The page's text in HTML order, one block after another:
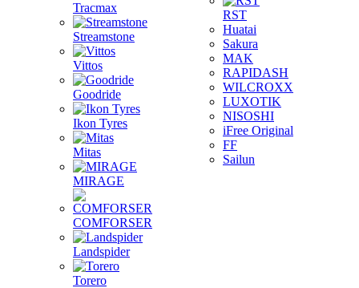
Tracmax
Streamstone
Vittos
Goodride
Ikon Tyres
Mitas
MIRAGE
COMFORSER
Landspider
Torero
RST
Huatai
Sakura
MAK
RAPIDASH
WILCROXX
LUXOTIK
NISOSHI
iFree Original
FF
Sailun